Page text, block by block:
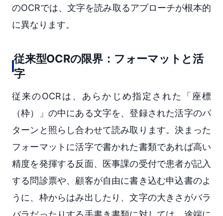
のOCRでは、文字を読み取るアプローチが根本的
に異なります。
従来型OCRの限界：フォーマットと活
字
従来のOCRは、あらかじめ指定された「座標
（枠）」の中にある文字を、登録された活字のパ
ターンと照らし合わせて読み取ります。決まった
フォーマットに活字で書かれた書類であれば高い
精度を発揮する反面、医事課の受付で患者が記入
する問診票や、顧客が自由に書き込む申込書のよ
うに、枠からはみ出したり、文字の大きさがバラ